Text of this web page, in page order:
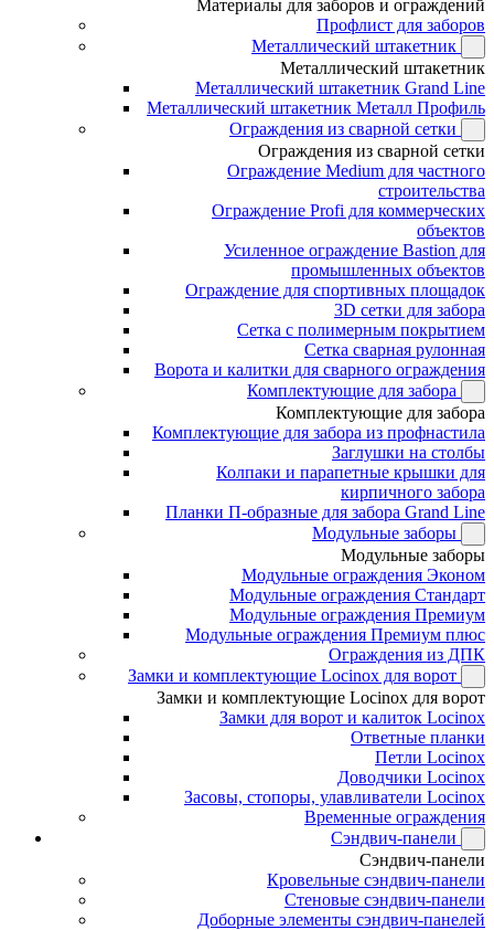
Материалы для заборов и ограждений
Профлист для заборов
Металлический штакетник
Металлический штакетник
Металлический штакетник Grand Line
Металлический штакетник Металл Профиль
Ограждения из сварной сетки
Ограждения из сварной сетки
Ограждение Medium для частного
строительства
Ограждение Profi для коммерческих
объектов
Усиленное ограждение Bastion для
промышленных объектов
Ограждение для спортивных площадок
3D сетки для забора
Сетка с полимерным покрытием
Сетка сварная рулонная
Ворота и калитки для сварного ограждения
Комплектующие для забора
Комплектующие для забора
Комплектующие для забора из профнастила
Заглушки на столбы
Колпаки и парапетные крышки для
кирпичного забора
Планки П-образные для забора Grand Line
Модульные заборы
Модульные заборы
Модульные ограждения Эконом
Модульные ограждения Стандарт
Модульные ограждения Премиум
Модульные ограждения Премиум плюс
Ограждения из ДПК
Замки и комплектующие Locinox для ворот
Замки и комплектующие Locinox для ворот
Замки для ворот и калиток Locinox
Ответные планки
Петли Locinox
Доводчики Locinox
Засовы, стопоры, улавливатели Locinox
Временные ограждения
Сэндвич-панели
Сэндвич-панели
Кровельные сэндвич-панели
Стеновые сэндвич-панели
Доборные элементы сэндвич-панелей